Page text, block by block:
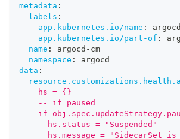
metadata :
labels :
app.kubernetes.io/name : argocd
app.kubernetes.io/part-of :
name : argocd - cm
namespace :
argocd
data :
    hs = {}
    -- if paused
if
      hs.status = "Suspended"
hs.message = "SidecarSet is